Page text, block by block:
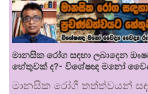
මානසික රෝග සඳහා ලබාදෙන
හේතුවක් ද?- විශේෂඥ මනෝ
මානසික රෝගී තත්ත්වයන්